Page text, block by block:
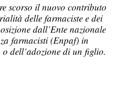
scorso il nuovo contributo
delle farmaciste e dei
dall’Ente nazionale
farmacisti (Enpaf) in
dell’adozione di un figlio.